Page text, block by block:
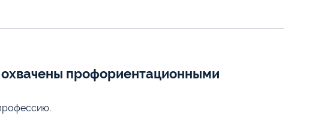
охвачены профориентационными